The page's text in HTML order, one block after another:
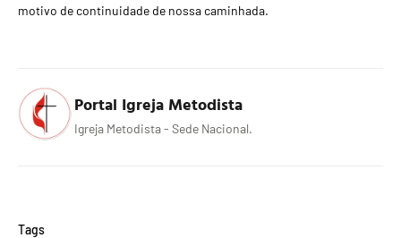
motivo de continuidade de nossa caminhada.
Portal Igreja Metodista
Igreja Metodista - Sede Nacional.
Tags